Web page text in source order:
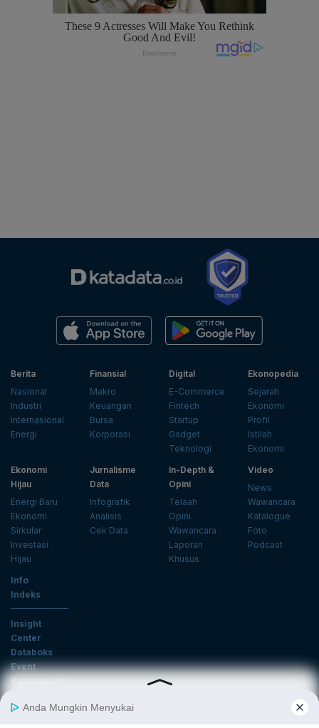
Berita
Nasional
Industri
Internasional
Energi
Finansial
Makro
Keuangan
Bursa
Korporasi
Digital
E-Commerce
Fintech
Startup
Gadget
Teknologi
Ekonopedia
Sejarah
Ekonomi
Profil
Istilah
Ekonomi
Ekonomi
Hijau
Energi Baru
Ekonomi
Sirkular
Investasi
Hijau
Jurnalisme
Data
Infografik
Analisis
Cek Data
In-Depth &
Opini
Telaah
Opini
Wawancara
Laporan
Khusus
Video
News
Wawancara
Katalogue
Foto
Podcast
Info
Indeks
Insight
Center
Databoks
Event
KatadataOto